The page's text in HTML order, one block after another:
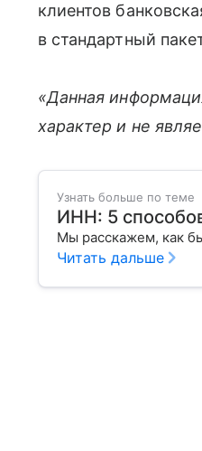
клиентов
в стандартный
«Данная
характер и не
Узнать больше по теме
ИНН: 5
Мы расскажем, как
Читать дальше